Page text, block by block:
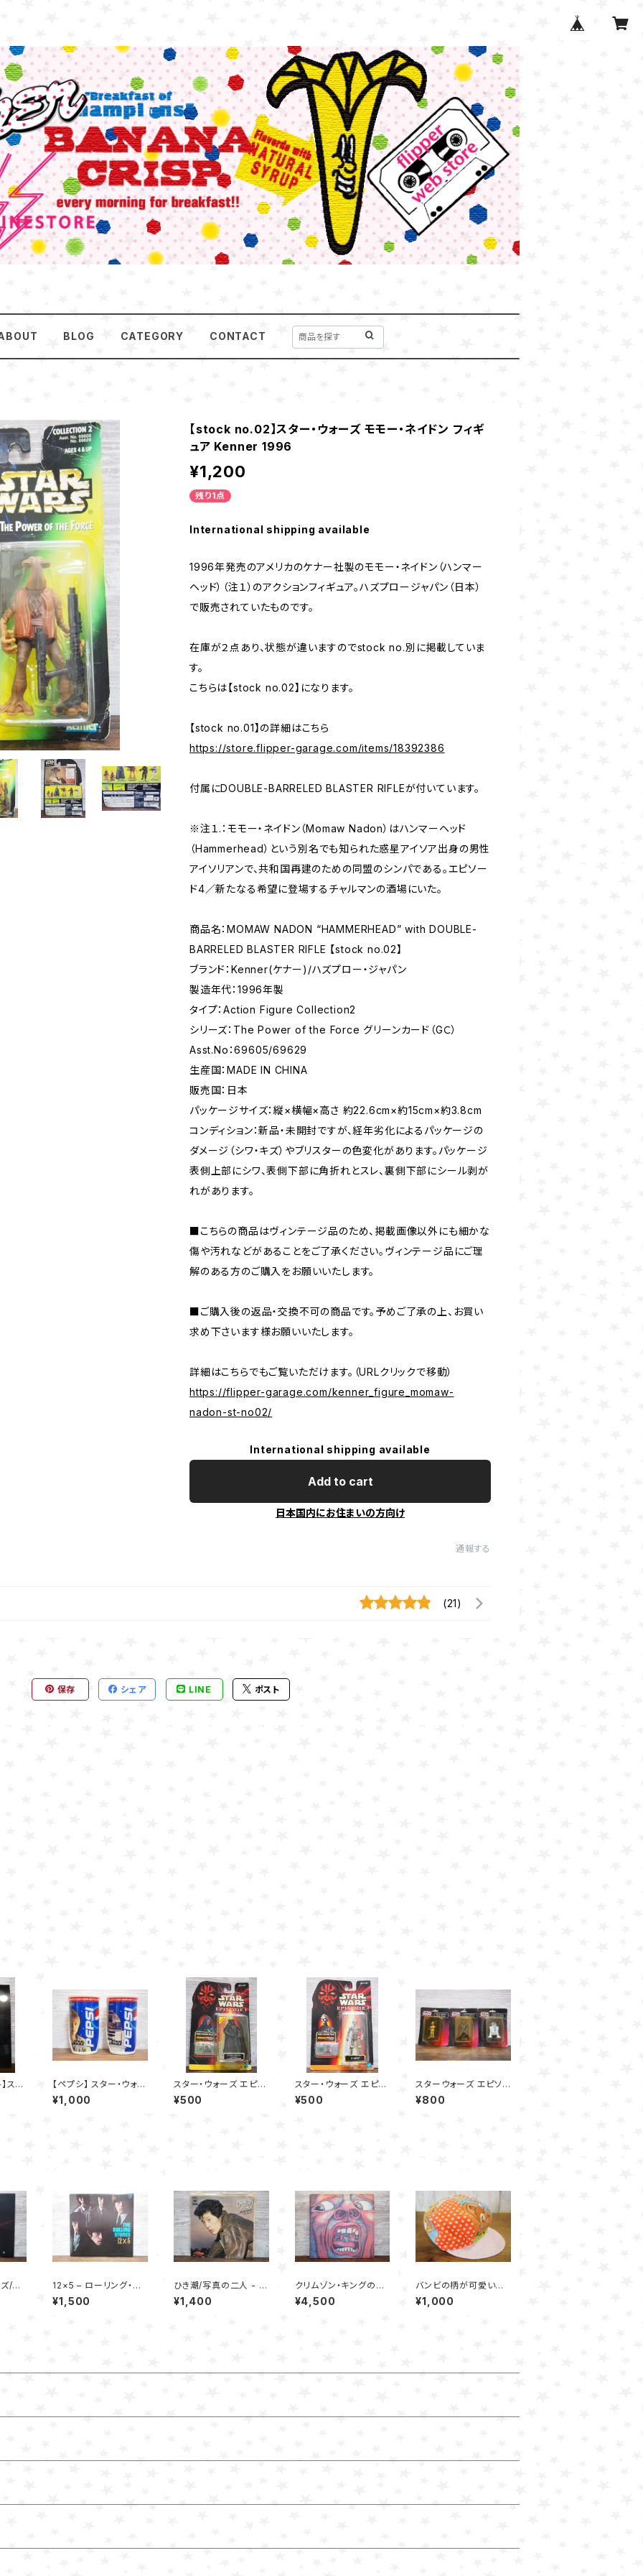
BLOG CATEGORY CONTACT
【stock no.02】スター・ウォーズ モモー・ネイドン フィギ
ュア Kenner 1996
¥1,200
残り1点
International shipping available
1996年発売のアメリカのケナー社製のモモー・ネイドン（ハンマー
ヘッド）（注１）のアクションフィギュア。ハズプロージャパン（日本）
で販売されていたものです。
在庫が２点あり、状態が違いますのでstock no.別に掲載していま
す。
こちらは【stock no.02】になります。
【stock no.01】の詳細はこちら
https://store.flipper-garage.com/items/18392386
付属にDOUBLE-BARRELED BLASTER RIFLEが付いています。
※注１.：モモー・ネイドン（Momaw Nadon）はハンマーヘッド
（Hammerhead）という別名でも知られた惑星アイソア出身の男性
アイソリアンで、共和国再建のための同盟のシンパである。エピソー
ド4／新たなる希望に登場するチャルマンの酒場にいた。
商品名：MOMAW NADON “HAMMERHEAD” with DOUBLE-
BARRELED BLASTER RIFLE 【stock no.02】
ブランド：Kenner(ケナー)/ハズプロー・ジャパン
製造年代：1996年製
タイプ：Action Figure Collection2
シリーズ：The Power of the Force グリーンカード（GＣ）
Asst.No：69605/69629
生産国：MADE IN CHINA
販売国：日本
パッケージサイズ：縦×横幅×高さ 約22.6cm×約15cm×約3.8cm
コンディション：新品・未開封ですが、経年劣化によるパッケージの
ダメージ（シワ・キズ）やブリスターの色変化があります。パッケージ
表側上部にシワ、表側下部に角折れとスレ、裏側下部にシール剥が
れがあります。
■こちらの商品はヴィンテージ品のため、掲載画像以外にも細かな
傷や汚れなどがあることをご了承ください。ヴィンテージ品にご理
解のある方のご購入をお願いいたします。
■ご購入後の返品・交換不可の商品です。予めご了承の上、お買い
求め下さいます様お願いいたします。
詳細はこちらでもご覧いただけます。（URLクリックで移動）
https://flipper-garage.com/kenner_figure_momaw-
nadon-st-no02/
International shipping available
Add to cart
日本国内にお住まいの方向け
通報する
(21)
保存 シェア LINE ポスト
スタ
【ペプシ】 スター・ウォー
ズ ダミー缶（自販機サン
プル）
¥1,000
スター・ウォーズ エピソ
ード1 ダース・モール（タ
トゥイーン）-ハズブロ
¥500
スター・ウォーズ エピソ
ード1 C-3PO-ハズブ
ロ コムテックフィギュア
¥500
スターウォーズ エピソ
ード1 フィギュア消しゴ
ム - Bセット
¥800
ズ/KI
12×5 – ローリング・ス
トーンズ
¥1,500
ひき潮/写真の二人 - 矢
沢永吉
¥1,400
クリムゾン・キングの宮
殿(P-8080A) - キン
グ・クリムゾン
¥4,500
バンビの柄が可愛いハ
ンドメイドのキッズキャ
スケット
¥1,000